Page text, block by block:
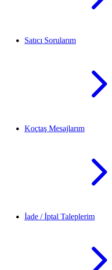
Satıcı Sorularım
Koçtaş Mesajlarım
İade / İptal Taleplerim